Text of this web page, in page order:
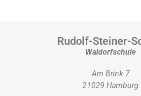
Rudolf-Steiner-
Waldorfschule
Am Brink 7
21029 Hamburg